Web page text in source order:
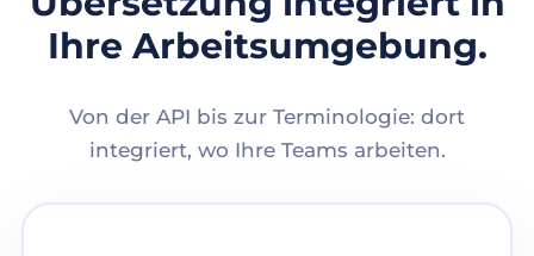
Ihre Arbeitsumgebung.
Von der API bis zur Terminologie: dort
integriert, wo Ihre Teams arbeiten.